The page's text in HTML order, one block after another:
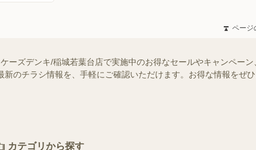
ページ
ーズデンキ/稲城若葉台店で実施中のお得なセールやキャンペーン
のチラシ情報を、手軽にご確認いただけます。お得な情報をぜ
カテゴリから探す